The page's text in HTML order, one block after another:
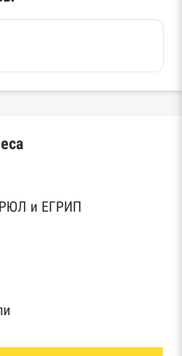
и ЕГРИП